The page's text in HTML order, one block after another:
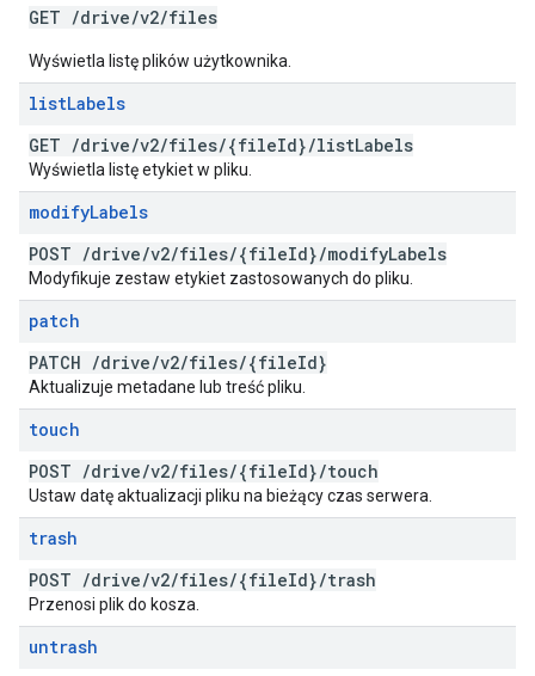
GET /drive/v2/files
Wyświetla listę plików użytkownika.
listLabels
GET /drive/v2/files/{fileId}/listLabels
Wyświetla listę etykiet w pliku.
modifyLabels
POST /drive/v2/files/{fileId}/modifyLabels
Modyfikuje zestaw etykiet zastosowanych do pliku.
patch
PATCH /drive/v2/files/{fileId}
Aktualizuje metadane lub treść pliku.
touch
POST /drive/v2/files/{fileId}/touch
Ustaw datę aktualizacji pliku na bieżący czas serwera.
trash
POST /drive/v2/files/{fileId}/trash
Przenosi plik do kosza.
untrash